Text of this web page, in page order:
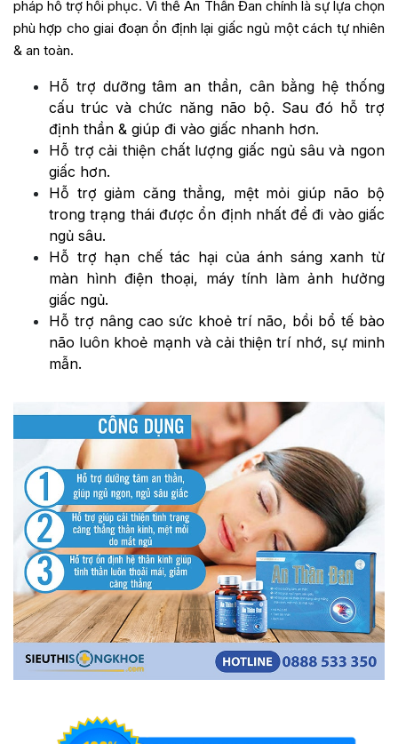
pháp hỗ trợ hồi phục. Vì thế An Thần Đan chính là sự lựa chọn
phù hợp cho giai đoạn ổn định lại giấc ngủ một cách tự nhiên
& an toàn.
Hỗ trợ dưỡng tâm an thần, cân bằng hệ thống
cấu trúc và chức năng não bộ. Sau đó hỗ trợ
định thần & giúp đi vào giấc nhanh hơn.
Hỗ trợ cải thiện chất lượng giấc ngủ sâu và ngon
giấc hơn.
Hỗ trợ giảm căng thẳng, mệt mỏi giúp não bộ
trong trạng thái được ổn định nhất để đi vào giấc
ngủ sâu.
Hỗ trợ hạn chế tác hại của ánh sáng xanh từ
màn hình điện thoại, máy tính làm ảnh hưởng
giấc ngủ.
Hỗ trợ nâng cao sức khoẻ trí não, bồi bổ tế bào
não luôn khoẻ mạnh và cải thiện trí nhớ, sự minh
mẫn.